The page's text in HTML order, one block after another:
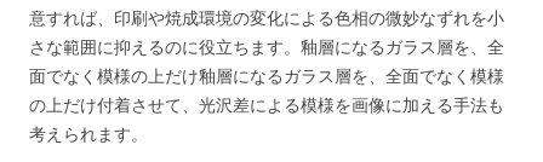
意すれば、印刷や焼成環境の変化による色相の微妙なずれを小
さな範囲に抑えるのに役立ちます。釉層になるガラス層を、全
面でなく模様の上だけ釉層になるガラス層を、全面でなく模様
の上だけ付着させて、光沢差による模様を画像に加える手法も
考えられます。